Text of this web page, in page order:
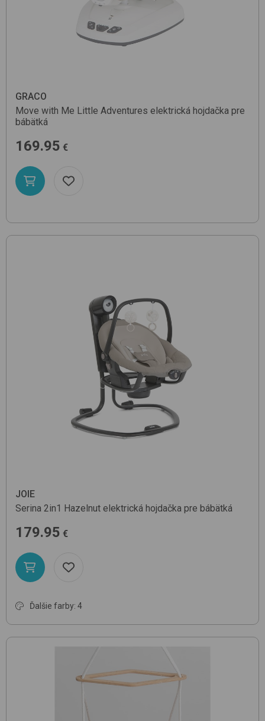
GRACO
Move with Me Little Adventures elektrická hojdačka pre
bábätká
169.95 €
JOIE
Serina 2in1 Hazelnut elektrická hojdačka pre bábätká
179.95 €
Ďalšie farby: 4